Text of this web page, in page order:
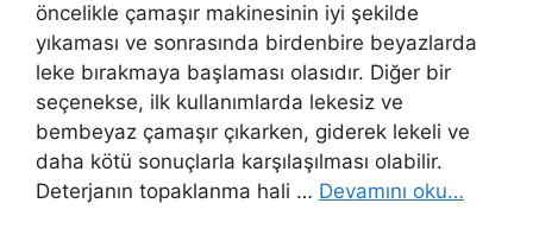
öncelikle çamaşır makinesinin iyi şekilde
yıkaması ve sonrasında birdenbire beyazlarda
leke bırakmaya başlaması olasıdır. Diğer bir
seçenekse, ilk kullanımlarda lekesiz ve
bembeyaz çamaşır çıkarken, giderek lekeli ve
daha kötü sonuçlarla karşılaşılması olabilir.
Deterjanın topaklanma hali … Devamını oku…